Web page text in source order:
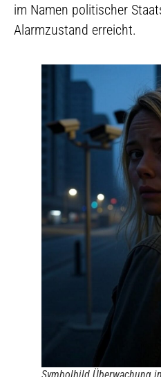
im Namen politischer
Alarmzustand erreicht.